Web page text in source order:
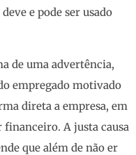
e pode ser usado
de uma advertência,
empregado motivado
direta a empresa, em
financeiro. A justa causa
que além de não er